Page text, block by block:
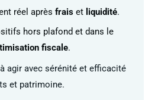
réel après frais et liquidité.
hors plafond et dans le
fiscale.
agir avec sérénité et efficacité
et patrimoine.